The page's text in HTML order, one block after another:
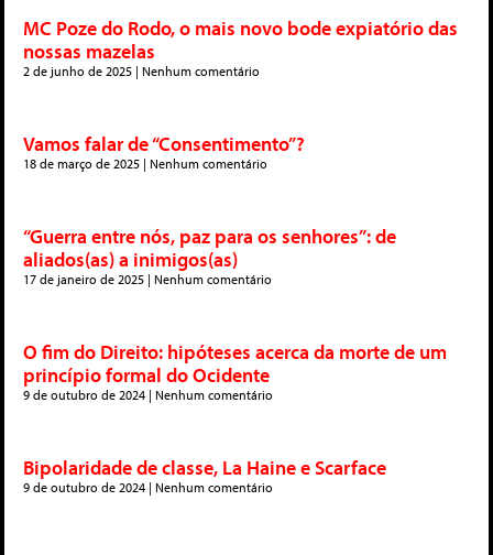
MC Poze do Rodo, o mais novo bode expiatório das
nossas mazelas
2 de junho de 2025 Nenhum comentário
Vamos falar de “Consentimento”?
18 de março de 2025 Nenhum comentário
“Guerra entre nós, paz para os senhores”: de
aliados(as) a inimigos(as)
17 de janeiro de 2025 Nenhum comentário
O fim do Direito: hipóteses acerca da morte de um
princípio formal do Ocidente
9 de outubro de 2024 Nenhum comentário
Bipolaridade de classe, La Haine e Scarface
9 de outubro de 2024 Nenhum comentário